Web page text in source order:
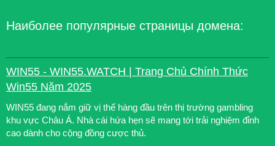
Наиболее популярные страницы домена:
WIN55 - WIN55.WATCH | Trang Chủ Chính Thức
Win55 Năm 2025
WIN55 đang nắm giữ vị thế hàng đầu trên thị trường gambling
khu vực Châu Á. Nhà cái hứa hẹn sẽ mang tới trải nghiệm đỉnh
cao dành cho cộng đồng cược thủ.